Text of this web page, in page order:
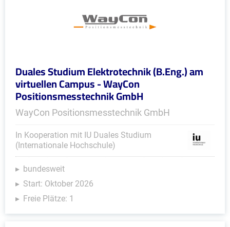
Duales Studium Elektrotechnik (B.Eng.) am
virtuellen Campus - WayCon
Positionsmesstechnik GmbH
WayCon Positionsmesstechnik GmbH
In Kooperation mit IU Duales Studium
(Internationale Hochschule)
bundesweit
Start: Oktober 2026
Freie Plätze: 1